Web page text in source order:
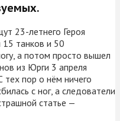
23-летнего Героя
15 танков и 50
а потом просто вышел
из Юрги 3 апреля
тех пор о нём ничего
с ног, а следователи
статье —